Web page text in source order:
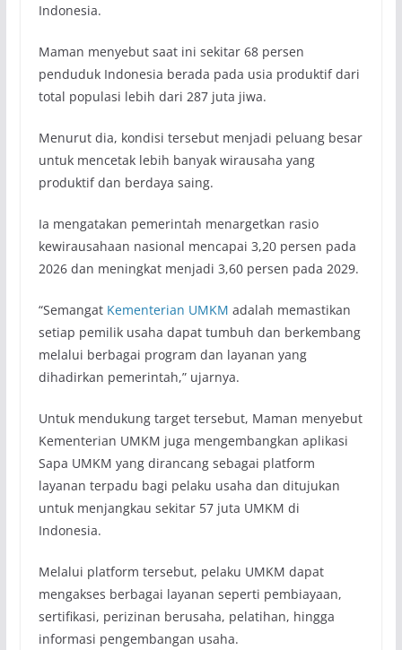
Indonesia.
Maman menyebut saat ini sekitar 68 persen
penduduk Indonesia berada pada usia produktif dari
total populasi lebih dari 287 juta jiwa.
Menurut dia, kondisi tersebut menjadi peluang besar
untuk mencetak lebih banyak wirausaha yang
produktif dan berdaya saing.
Ia mengatakan pemerintah menargetkan rasio
kewirausahaan nasional mencapai 3,20 persen pada
2026 dan meningkat menjadi 3,60 persen pada 2029.
“SemangatKementerian UMKM adalah memastikan
setiap pemilik usaha dapat tumbuh dan berkembang
melalui berbagai program dan layanan yang
dihadirkan pemerintah,” ujarnya.
Untuk mendukung target tersebut, Maman menyebut
Kementerian UMKM juga mengembangkan aplikasi
Sapa UMKM yang dirancang sebagai platform
layanan terpadu bagi pelaku usaha dan ditujukan
untuk menjangkau sekitar 57 juta UMKM di
Indonesia.
Melalui platform tersebut, pelaku UMKM dapat
mengakses berbagai layanan seperti pembiayaan,
sertifikasi, perizinan berusaha, pelatihan, hingga
informasi pengembangan usaha.